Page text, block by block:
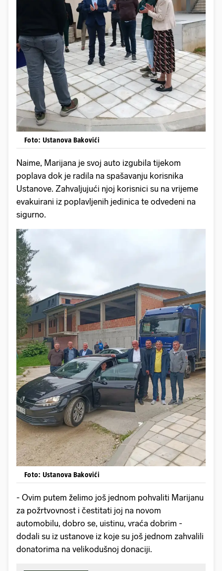
Foto: Ustanova Bakovići
Naime, Marijana je svoj auto izgubila tijekom
poplava dok je radila na spašavanju korisnika
Ustanove. Zahvaljujući njoj korisnici su na vrijeme
evakuirani iz poplavljenih jedinica te odvedeni na
sigurno.
Foto: Ustanova Bakovići
- Ovim putem želimo još jednom pohvaliti Marijanu
za požrtvovnost i čestitati joj na novom
automobilu, dobro se, uistinu, vraća dobrim -
dodali su iz ustanove iz koje su još jednom zahvalili
donatorima na velikodušnoj donaciji.